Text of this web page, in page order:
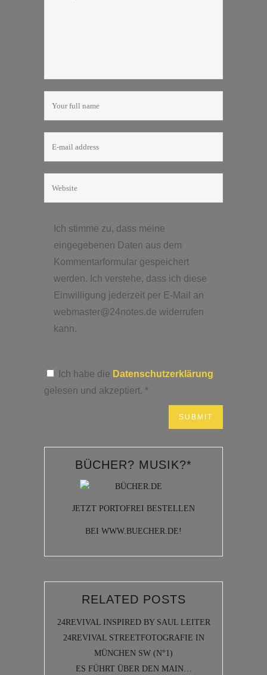
Ich stimme zu, dass meine
eingegebenen Daten aus dem
Kommentarformular gespeichert
werden. Ich verstehe, dass ich diese
Einwilligung jederzeit per E-Mail an
webmaster@24notes.de widerrufen
kann.
Ich habe die Datenschutzerklärung
gelesen und akzeptiert. *
BÜCHER? MUSIK?*
JETZT PORTOFREI BESTELLEN
BEI WWW.BUECHER.DE!
RELATED POSTS
24REVIVAL INSPIRED BY SAUL LEITER
24REVIVAL STREETFOTOGRAFIE IN
MÜNCHEN SW (N°1)
ES FÜHRT ÜBER DEN MAIN…